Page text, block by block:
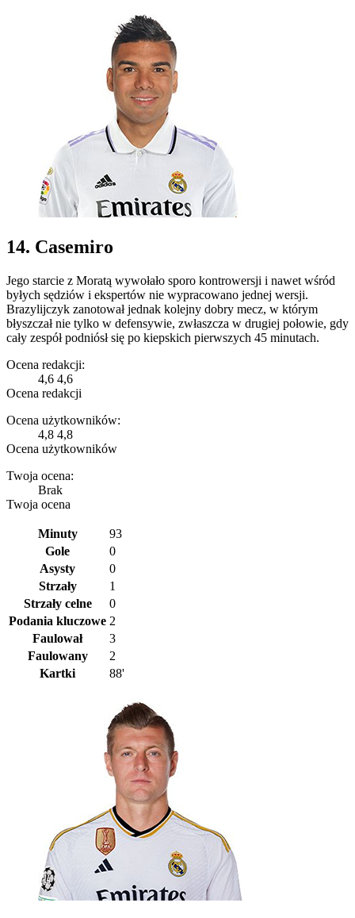
14. Casemiro
Jego starcie z Moratą wywołało sporo kontrowersji i nawet wśród
byłych sędziów i ekspertów nie wypracowano jednej wersji.
Brazylijczyk zanotował jednak kolejny dobry mecz, w którym
błyszczał nie tylko w defensywie, zwłaszcza w drugiej połowie, gdy
cały zespół podniósł się po kiepskich pierwszych 45 minutach.
Ocena redakcji:
4,6 4,6
Ocena redakcji
Ocena użytkowników:
4,8 4,8
Ocena użytkowników
Twoja ocena:
Brak
Twoja ocena
Minuty
93
Gole
0
Asysty
0
Strzały
1
Strzały celne
0
Podania kluczowe 2
Faulował
3
Faulowany
2
Kartki
88'